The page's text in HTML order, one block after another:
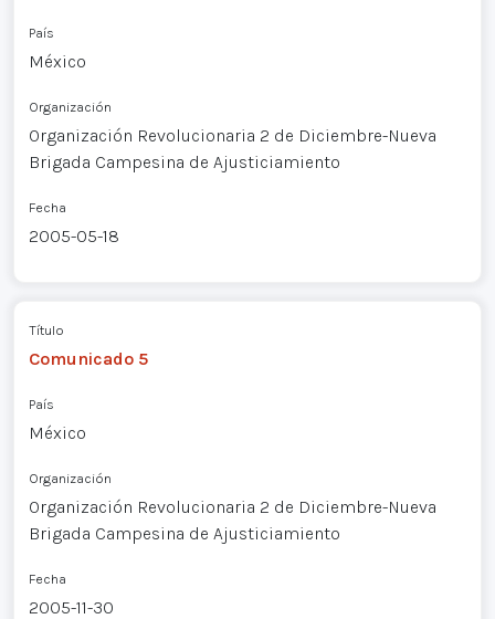
País
México
Organización
Organización Revolucionaria 2 de Diciembre-Nueva
Brigada Campesina de Ajusticiamiento
Fecha
2005-05-18
Título
Comunicado 5
País
México
Organización
Organización Revolucionaria 2 de Diciembre-Nueva
Brigada Campesina de Ajusticiamiento
Fecha
2005-11-30